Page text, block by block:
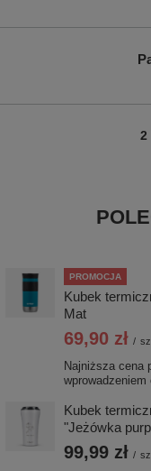
2
PROMOCJA
Kubek
Mat
69,90 zł /
Najniższa cena
wprowadzeniem
Kubek
"Jeżówka
99,99 zł /